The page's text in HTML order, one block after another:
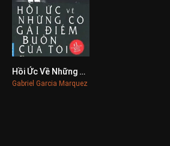
0
Hồi Ức Về Những Cô Gái Điếm Buồn Của Tôi
Gabriel Garcia Marquez